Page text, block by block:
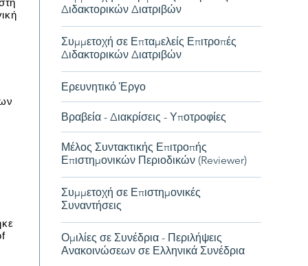
Διδακτορικών Διατριβών
Συμμετοχή σε Επταμελείς Επιτροπές
Διδακτορικών Διατριβών
Ερευνητικό Έργο
Βραβεία - Διακρίσεις - Υποτροφίες
Μέλος Συντακτικής Επιτροπής
Επιστημονικών Περιοδικών (Reviewer)
Συμμετοχή σε Επιστημονικές
Συναντήσεις
Ομιλίες σε Συνέδρια - Περιλήψεις
Ανακοινώσεων σε Ελληνικά Συνέδρια